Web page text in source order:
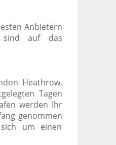
Anbietern
sind auf das
Heathrow,
Tagen
werden Ihr
genommen
um einen